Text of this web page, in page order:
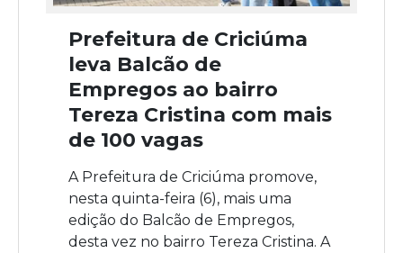
Prefeitura de Criciúma
leva Balcão de
Empregos ao bairro
Tereza Cristina com mais
de 100 vagas
A Prefeitura de Criciúma promove,
nesta quinta-feira (6), mais uma
edição do Balcão de Empregos,
desta vez no bairro Tereza Cristina. A